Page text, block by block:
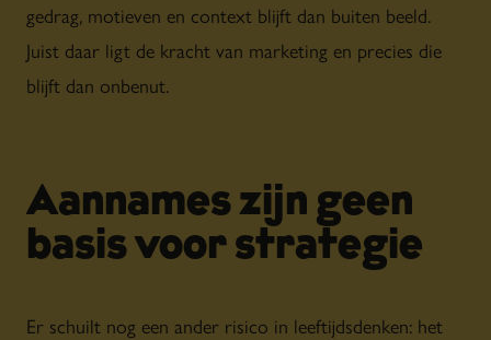
gedrag, motieven en context blijft dan buiten beeld.
Juist daar ligt de kracht van marketing en precies die
blijft dan onbenut.
Aannames zijn geen
basis voor strategie
Er schuilt nog een ander risico in leeftijdsdenken: het